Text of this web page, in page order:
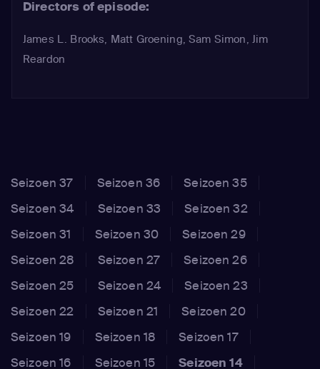
Directors of episode:
James L. Brooks, Matt Groening, Sam Simon, Jim
Reardon
Seizoen 37 Seizoen 36
Seizoen 35
Seizoen 34
Seizoen 33
Seizoen 32
Seizoen 31
Seizoen 30
Seizoen 29
Seizoen 28
Seizoen 27
Seizoen 26
Seizoen 25
Seizoen 24
Seizoen 23
Seizoen 22
Seizoen 21
Seizoen 20
Seizoen 19
Seizoen 18
Seizoen 17
Seizoen 16
Seizoen 15
Seizoen 14